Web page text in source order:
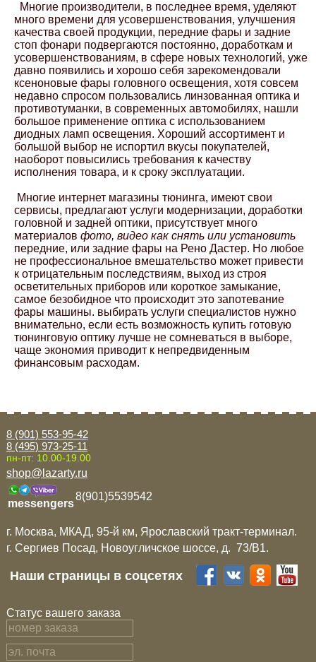
Многие производители, в последнее время, уделяют
много времени для усовершенствования, улучшения
качества своей продукции, передние фары и задние
стоп фонари подвергаются постоянно, доработкам и
усовершенствованиям, в сфере новых технологий, уже
давно появились и хорошо себя зарекомендовали
ксеноновые фары головного освещения, хотя совсем
недавно спросом пользовались линзованная оптика и
противотуманки, в современных автомобилях, нашли
большое применение оптика с использованием
диодных ламп освещения. Хороший ассортимент и
большой выбор не испортил вкусы покупателей,
наоборот повысились требования к качеству
исполнения товара, и к сроку эксплуатации.
Многие интернет магазины тюнинга, имеют свои
сервисы, предлагают услуги модернизации, доработки
головной и задней оптики, присутствует много
материалов фото, видео как снять или установить
передние, или задние фары на Рено Дастер. Но любое
не профессиональное вмешательство может привести
к отрицательным последствиям, выход из строя
осветительных приборов или короткое замыкание,
самое безобидное что происходит это запотевание
фары машины. выбирать услуги специалистов нужно
внимательно, если есть возможность купить готовую
тюнинговую оптику лучше не сомневаться в выборе,
чаще экономия приводит к непредвиденным
финансовым расходам.
8 (901) 553-95-42
8 (495) 973-25-11
пн-пт: 10.00-19.00
shop@lazarty.ru
messengers
8(901)5539542
г. Москва, МКАД, 95-й км, Ярославский тракт-терминал.
г. Сергиев Посад, Новоугличское шоссе, д. 73/B1.
Наши страницы в соцсетях
Статус вашего заказа